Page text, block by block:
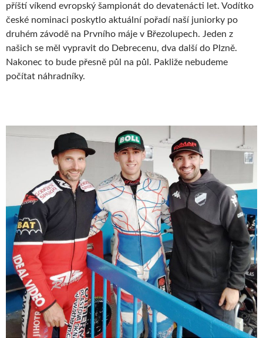
příští víkend evropský šampionát do devatenácti let. Vodítko
české nominaci poskytlo aktuální pořadí naší juniorky po
druhém závodě na Prvního máje v Březolupech. Jeden z
našich se měl vypravit do Debrecenu, dva další do Plzně.
Nakonec to bude přesně půl na půl. Pakliže nebudeme
počítat náhradníky.